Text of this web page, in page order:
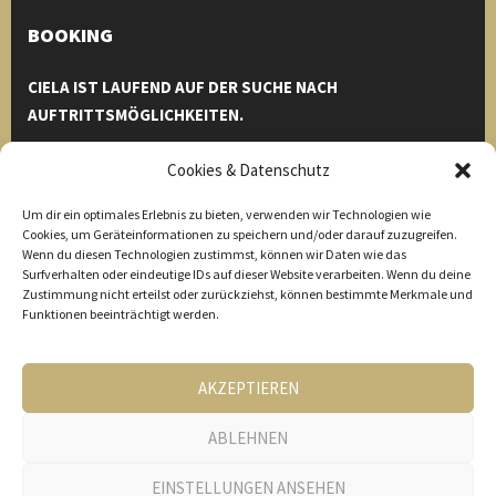
Cookies & Datenschutz
Um dir ein optimales Erlebnis zu bieten, verwenden wir Technologien wie
Cookies, um Geräteinformationen zu speichern und/oder darauf zuzugreifen.
Wenn du diesen Technologien zustimmst, können wir Daten wie das
Surfverhalten oder eindeutige IDs auf dieser Website verarbeiten. Wenn du deine
Zustimmung nicht erteilst oder zurückziehst, können bestimmte Merkmale und
Funktionen beeinträchtigt werden.
AKZEPTIEREN
ABLEHNEN
EINSTELLUNGEN ANSEHEN
BOOKING
CIELA IST LAUFEND AUF DER SUCHE NACH
AUFTRITTSMÖGLICHKEITEN.
Einfach bei uns melden und wir helfen euch euren Event zu
Michael Eberharter
Tel. 0664 1533568
Thomas Buchberger
Tel. 0650 9365078
© 2026 CIELA - Roland Brandner | Conny Fiechtl | Hansjörg